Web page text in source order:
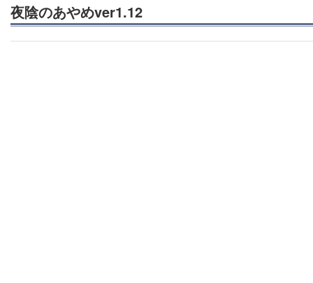
夜陰のあやめver1.12